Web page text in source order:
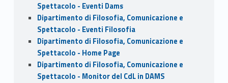
Spettacolo - Eventi Dams
Dipartimento di Filosofia, Comunicazione e
Spettacolo - Eventi Filosofia
Dipartimento di Filosofia, Comunicazione e
Spettacolo - Home Page
Dipartimento di Filosofia, Comunicazione e
Spettacolo - Monitor del CdL in DAMS